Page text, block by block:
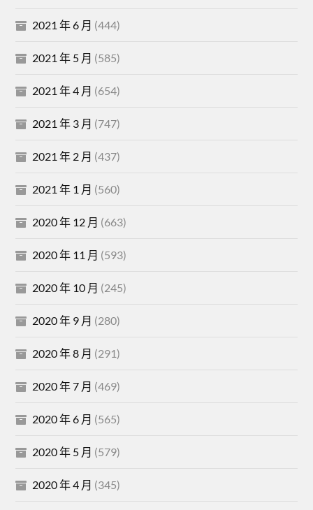
2021 年 6 月 (444)
2021 年 5 月 (585)
2021 年 4 月 (654)
2021 年 3 月 (747)
2021 年 2 月 (437)
2021 年 1 月 (560)
2020 年 12 月 (663)
2020 年 11 月 (593)
2020 年 10 月 (245)
2020 年 9 月 (280)
2020 年 8 月 (291)
2020 年 7 月 (469)
2020 年 6 月 (565)
2020 年 5 月 (579)
2020 年 4 月 (345)